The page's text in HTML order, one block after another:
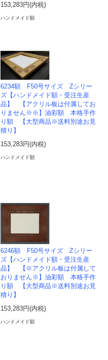
153,283円(内税)
ハンドメイド額
6234額 F50号サイズ Zシリー
ズ【ハンドメイド額・受注生産
品】 【アクリル板は付属してお
りません※※】油彩額 本格手作
り額 【大型商品※送料別途お見
積り】
153,283円(内税)
ハンドメイド額
6246額 F50号サイズ Zシリー
ズ【ハンドメイド額・受注生産
品】 【※アクリル板は付属して
おりません※】油彩額 本格手作
り額 【大型商品※送料別途お見
積り】
153,283円(内税)
ハンドメイド額